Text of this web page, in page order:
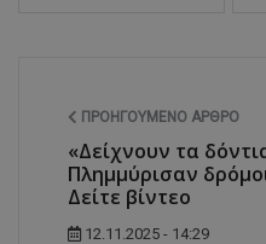
ΠΡΟΗΓΟΎΜΕΝΟ ΆΡΘΡΟ
«Δείχνουν τα
Πλημμύρισαν
Δείτε βίντεο
12.11.2025 - 14:29